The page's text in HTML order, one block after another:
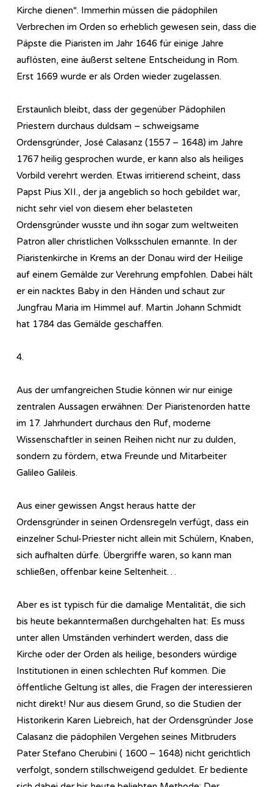
Kirche dienen“. Immerhin müssen die pädophilen
Verbrechen im Orden so erheblich gewesen sein, dass die
Päpste die Piaristen im Jahr 1646 für einige Jahre
auflösten, eine äußerst seltene Entscheidung in Rom.
Erst 1669 wurde er als Orden wieder zugelassen.
Erstaunlich bleibt, dass der gegenüber Pädophilen
Priestern durchaus duldsam – schweigsame
Ordensgründer, José Calasanz (1557 – 1648) im Jahre
1767 heilig gesprochen wurde, er kann also als heiliges
Vorbild verehrt werden. Etwas irritierend scheint, dass
Papst Pius XII., der ja angeblich so hoch gebildet war,
nicht sehr viel von diesem eher belasteten
Ordensgründer wusste und ihn sogar zum weltweiten
Patron aller christlichen Volksschulen ernannte. In der
Piaristenkirche in Krems an der Donau wird der Heilige
auf einem Gemälde zur Verehrung empfohlen. Dabei hält
er ein nacktes Baby in den Händen und schaut zur
Jungfrau Maria im Himmel auf. Martin Johann Schmidt
hat 1784 das Gemälde geschaffen.
4.
Aus der umfangreichen Studie können wir nur einige
zentralen Aussagen erwähnen: Der Piaristenorden hatte
im 17. Jahrhundert durchaus den Ruf, moderne
Wissenschaftler in seinen Reihen nicht nur zu dulden,
sondern zu fördern, etwa Freunde und Mitarbeiter
Galileo Galileis.
Aus einer gewissen Angst heraus hatte der
Ordensgründer in seinen Ordensregeln verfügt, dass ein
einzelner Schul-Priester nicht allein mit Schülern, Knaben,
sich aufhalten dürfe. Übergriffe waren, so kann man
schließen, offenbar keine Seltenheit…
Aber es ist typisch für die damalige Mentalität, die sich
bis heute bekanntermaßen durchgehalten hat: Es muss
unter allen Umständen verhindert werden, dass die
Kirche oder der Orden als heilige, besonders würdige
Institutionen in einen schlechten Ruf kommen. Die
öffentliche Geltung ist alles, die Fragen der interessieren
nicht direkt! Nur aus diesem Grund, so die Studien der
Historikerin Karen Liebreich, hat der Ordensgründer Jose
Calasanz die pädophilen Vergehen seines Mitbruders
Pater Stefano Cherubini ( 1600 – 1648) nicht gerichtlich
verfolgt, sondern stillschweigend geduldet. Er bediente